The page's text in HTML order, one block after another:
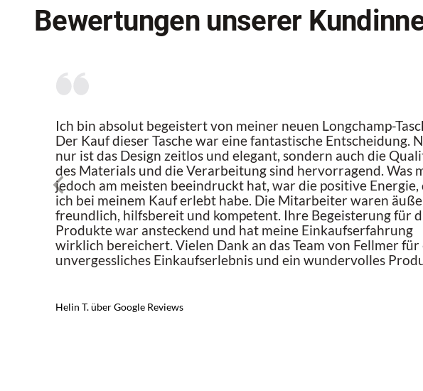
Bewertungen unserer
Ich bin absolut begeistert von meiner neuen Longchamp-
Der Kauf dieser Tasche war eine fantastische Entscheidung.
nur ist das Design zeitlos und elegant, sondern auch die
des Materials und die Verarbeitung sind hervorragend. Was
jedoch am meisten beeindruckt hat, war die positive Energie,
ich bei meinem Kauf erlebt habe. Die Mitarbeiter waren
freundlich, hilfsbereit und kompetent. Ihre Begeisterung für
Produkte war ansteckend und hat meine Einkaufserfahrung
wirklich bereichert. Vielen Dank an das Team von Fellmer für
unvergessliches Einkaufserlebnis und ein wundervolles
Helin T. über Google Reviews